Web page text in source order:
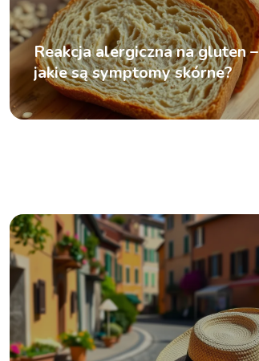
Reakcja alergiczna na gluten –
jakie są symptomy skórne?